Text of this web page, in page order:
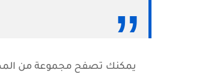
يمكنك تصفح مجموعة من